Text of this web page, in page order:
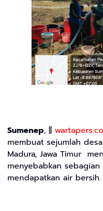
Sumenep, ||
membuat sejumlah
Madura, Jawa Timur
menyebabkan
mendapatkan air